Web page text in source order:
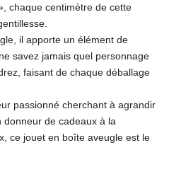
chaque centimètre de cette
il apporte un élément de
savez jamais quel personnage
faisant de chaque déballage
passionné cherchant à agrandir
de cadeaux à la
ce jouet en boîte aveugle est le